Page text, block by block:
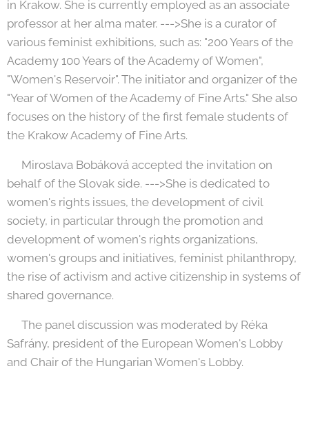
in Krakow. She is currently employed as an associate
professor at her alma mater. --->She is a curator of
various feminist exhibitions, such as: "200 Years of the
Academy 100 Years of the Academy of Women",
"Women's Reservoir". The initiator and organizer of the
"Year of Women of the Academy of Fine Arts." She also
focuses on the history of the first female students of
the Krakow Academy of Fine Arts.
🟡Miroslava Bobáková accepted the invitation on
behalf of the Slovak side. --->She is dedicated to
women's rights issues, the development of civil
society, in particular through the promotion and
development of women's rights organizations,
women's groups and initiatives, feminist philanthropy,
the rise of activism and active citizenship in systems of
shared governance.
🟢The panel discussion was moderated by Réka
Safrány, president of the European Women's Lobby
and Chair of the Hungarian Women's Lobby.